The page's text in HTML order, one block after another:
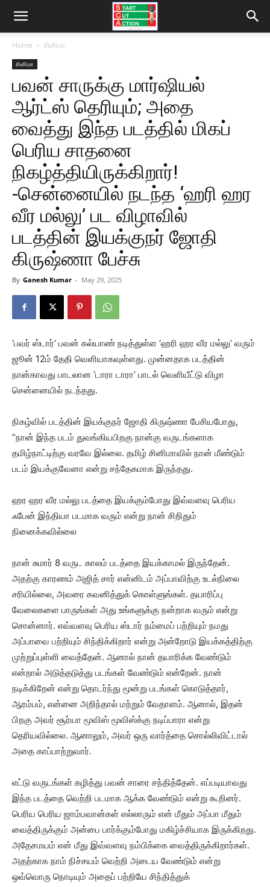
Home சினிமா
சினிமா
பவன் சாருக்கு மார்ஷியல்
ஆர்ட்ஸ் தெரியும்; அதை
வைத்து இந்த படத்தில் மிகப்
பெரிய சாதனை
நிகழ்த்தியிருக்கிறார்!
-சென்னையில் நடந்த ‘ஹரி ஹர
வீர மல்லு’ பட விழாவில்
படத்தின் இயக்குநர் ஜோதி
கிருஷ்ணா பேச்சு
By Ganesh Kumar - May 29, 2025
‘பவர் ஸ்டார்’ பவன் கல்யாண் நடித்துள்ள ‘ஹரி ஹர வீர மல்லு’ வரும்
ஜூன் 12ம் தேதி வெளியாகவுள்ளது. முன்னதாக படத்தின்
நான்காவது பாடலான ‘டாரா டாரா’ பாடல் வெளியீட்டு விழா
சென்னையில் நடந்தது.
நிகழ்வில் படத்தின் இயக்குநர் ஜோதி கிருஷ்ணா பேசியபோது,
”நான் இந்த படம் துவங்கியபிறகு நான்கு வருடங்களாக
தமிழ்நாட்டிற்கு வரவே இல்லை. தமிழ் சினிமாவில் நான் மீண்டும்
படம் இயக்குவேனா என்று சந்தேகமாக இருந்தது.
ஹர ஹர வீர மல்லு படத்தை இயக்கும்போது இவ்வளவு பெரிய
ஃபேன் இந்தியா படமாக வரும் என்று நான் சிறிதும்
நினைக்கவில்லை
நான் சுமார் 8 வருட காலம் படத்தை இயக்காமல் இருந்தேன்.
அதற்கு காரணம் அஜித் சார் என்னிடம் அப்பாவிற்கு உடல்நிலை
சரியில்லை, அவரை கவனித்துக் கொள்ளுங்கள். தயாரிப்பு
வேலைகளை பாருங்கள் அது உங்களுக்கு நன்றாக வரும் என்று
சொன்னார். எவ்வளவு பெரிய ஸ்டார் நம்மைப் பற்றியும் நமது
அப்பாவை பற்றியும் சிந்திக்கிறார் என்று அன்றோடு இயக்கத்திற்கு
முற்றுப்புள்ளி வைத்தேன். ஆனால் நான் தயாரிக்க வேண்டும்
என்றால் அடுத்தடுத்து படங்கள் வேண்டும் என்றேன். நான்
நடிக்கிறேன் என்று தொடர்ந்து மூன்று படங்கள் கொடுத்தார்,
ஆரம்பம், என்னை அறிந்தால் மற்றும் வேதாளம். ஆனால், இதன்
பிறகு அவர் சூர்யா மூவிஸ் மூவிஸ்க்கு நடிப்பாரா என்று
தெரியவில்லை. ஆனாலும், அவர் ஒரு வார்த்தை சொல்லிவிட்டால்
அதை காப்பாற்றுவார்.
எட்டு வருடங்கள் கழித்து பவன் சாரை சந்தித்தேன். எப்படியாவது
இந்த படத்தை வெற்றி படமாக ஆக்க வேண்டும் என்று கூறினர்.
பெரிய பெரிய ஜாம்பவான்கள் எல்லாரும் என் மீதும் அப்பா மீதும்
வைத்திருக்கும் அன்பை பார்க்கும்போது மகிழ்ச்சியாக இருக்கிறது.
அதேசமயம் என் மீது இவ்வளவு நம்பிக்கை வைத்திருக்கிறார்கள்.
அதற்காக நாம் நிச்சயம் வெற்றி அடைய வேண்டும் என்று
ஒவ்வொரு நொடியும் அதைப் பற்றியே சிந்தித்துக்